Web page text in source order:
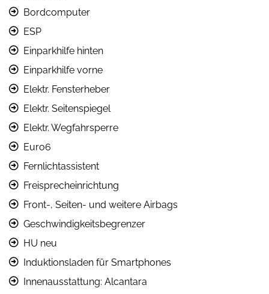
Bordcomputer
ESP
Einparkhilfe hinten
Einparkhilfe vorne
Elektr. Fensterheber
Elektr. Seitenspiegel
Elektr. Wegfahrsperre
Euro6
Fernlichtassistent
Freisprecheinrichtung
Front-, Seiten- und weitere Airbags
Geschwindigkeitsbegrenzer
HU neu
Induktionsladen für Smartphones
Innenausstattung: Alcantara